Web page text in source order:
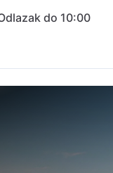
do 10:00